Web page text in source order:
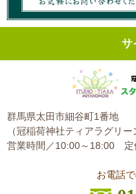
サ
群馬県太田市細谷町1番地
（冠稲荷神社ティアラグリー
営業時間／10:00～18:00
お電話